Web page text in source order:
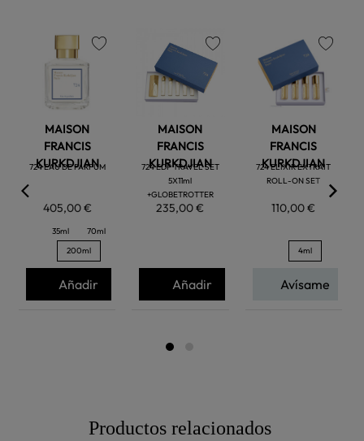
MAISON
FRANCIS
KURKDJIAN
724 EAU DE PARFUM
405,00 €
35ml
70ml
200ml
Añadir
MAISON
FRANCIS
KURKDJIAN
724 EDP TRAVEL SET
5X11ml
+GLOBETROTTER
235,00 €
favorite
Añadir
MAISON
FRANCIS
KURKDJIAN
724 ELIXIR EXTRAIT
ROLL-ON SET
110,00 €
favorite
4ml
Avísame
Productos relacionados